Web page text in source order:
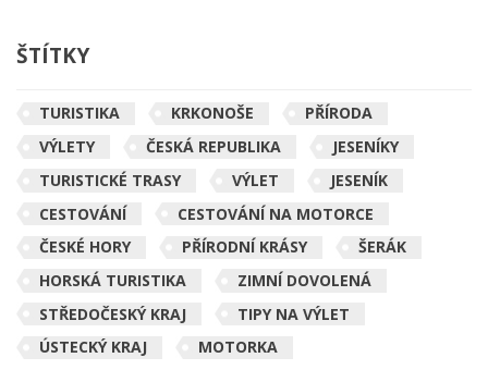
ŠTÍTKY
TURISTIKA KRKONOŠE
PŘÍRODA
VÝLETY
ČESKÁ REPUBLIKA
JESENÍKY
TURISTICKÉ TRASY
VÝLET
JESENÍK
CESTOVÁNÍ
CESTOVÁNÍ NA MOTORCE
ČESKÉ HORY
PŘÍRODNÍ KRÁSY
ŠERÁK
HORSKÁ TURISTIKA
ZIMNÍ DOVOLENÁ
STŘEDOČESKÝ KRAJ
TIPY NA VÝLET
ÚSTECKÝ KRAJ
MOTORKA